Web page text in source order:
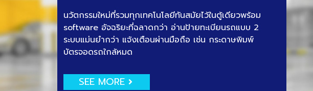
นวัตกรรมใหม่ที่รวมทุกเทคโนโลยีทันสมัยไว้ในตู้เดียวพร้อม
software อัจฉริยะที่ฉลาดกว่า อ่านป้ายทะเบียนรถแบบ 2
ระบบแม่นยำกว่า แจ้งเตือนผ่านมือถือ เช่น กระดาษพิมพ์
บัตรจอดรถใกล้หมด
SEE MORE